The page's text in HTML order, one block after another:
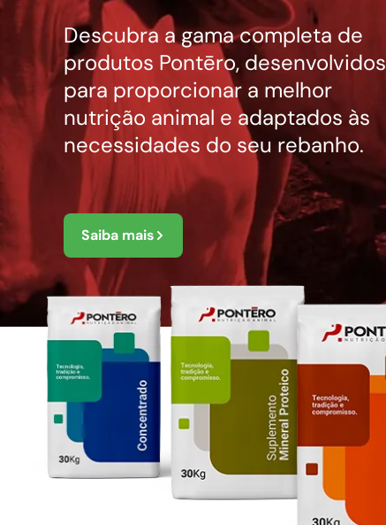
Descubra a gama completa de
produtos Pontēro, desenvolvidos
para proporcionar a melhor
nutrição animal e adaptados às
necessidades do seu rebanho.
Saiba mais